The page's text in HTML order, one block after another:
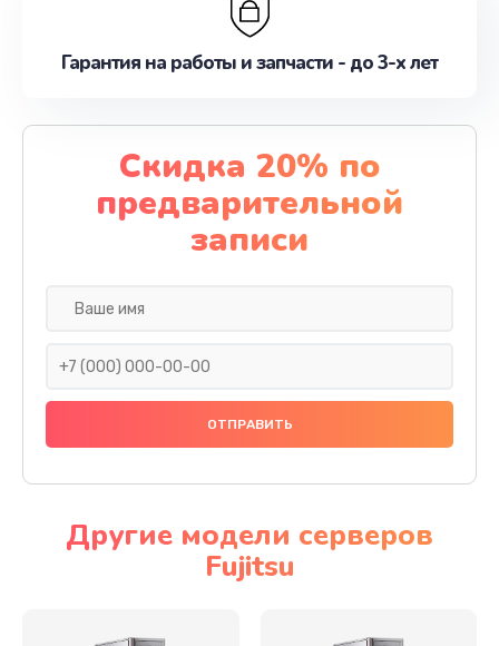
Гарантия на работы и запчасти - до 3-х лет
Скидка 20% по
предварительной
записи
Другие модели серверов
Fujitsu